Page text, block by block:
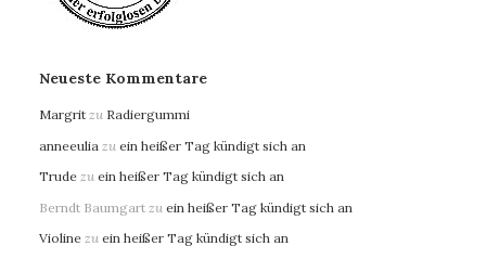
Neueste Kommentare
Margrit zu Radiergummi
anneeulia zu ein heißer Tag kündigt sich an
Trude zu ein heißer Tag kündigt sich an
Berndt Baumgart zu ein heißer Tag kündigt sich an
Violine zu ein heißer Tag kündigt sich an